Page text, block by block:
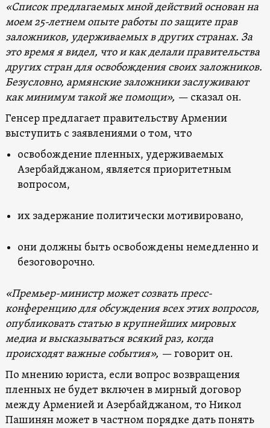
«Список предлагаемых мной действий основан на
моем 25-летнем опыте работы по защите прав
заложников, удерживаемых в других странах. За
это время я видел, что и как делали правительства
других стран для освобождения своих заложников.
Безусловно, армянские заложники заслуживают
как минимум такой же помощи», —сказал он.
Генсер предлагает правительству Армении
выступить с заявлениями о том, что
освобождение пленных, удерживаемых
Азербайджаном, является приоритетным
вопросом,
их задержание политически мотивировано,
они должны быть освобождены немедленно и
безоговорочно.
«Премьер-министр может созвать пресс-
конференцию для обсуждения всех этих вопросов,
опубликовать статью в крупнейших мировых
медиа и высказываться всякий раз, когда
происходят важные события», —говорит он.
По мнению юриста, если вопрос возвращения
пленных не будет включен в мирный договор
между Арменией и Азербайджаном, то Никол
Пашинян может в частном порядке дать понять